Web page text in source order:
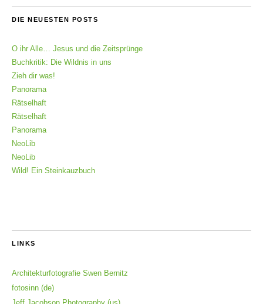
DIE NEUESTEN POSTS
O ihr Alle… Jesus und die Zeitsprünge
Buchkritik: Die Wildnis in uns
Zieh dir was!
Panorama
Rätselhaft
Rätselhaft
Panorama
NeoLib
NeoLib
Wild! Ein Steinkauzbuch
LINKS
Architekturfotografie Swen Bernitz
fotosinn (de)